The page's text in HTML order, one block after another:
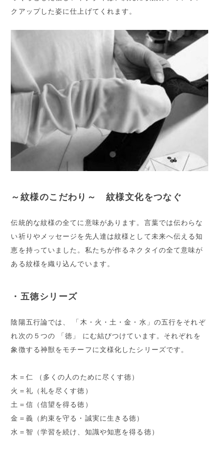
クアップした姿に仕上げてくれます。
～紋様のこだわり～ 紋様文化をつなぐ
伝統的な紋様の全てに意味があります。言葉では伝わらな
い祈りやメッセージを先人達は紋様として未来へ伝える知
恵を持っていました。私たちが作るネクタイの全て意味が
ある紋様を織り込んでいます。
・五徳シリーズ
陰陽五行論では、 「木・火・土・金・水」の五行をそれぞ
れ次の５つの 「徳」 にむ結びつけています。それぞれを
象徴する神獣をモチーフに文様化したシリーズです。
木＝仁 （多くの人のために尽くす徳）
火＝礼（礼を尽くす徳）
土＝信（信望を得る徳）
金＝義（約束を守る・誠実に生きる徳）
水＝智（学習を続け、知識や知恵を得る徳）